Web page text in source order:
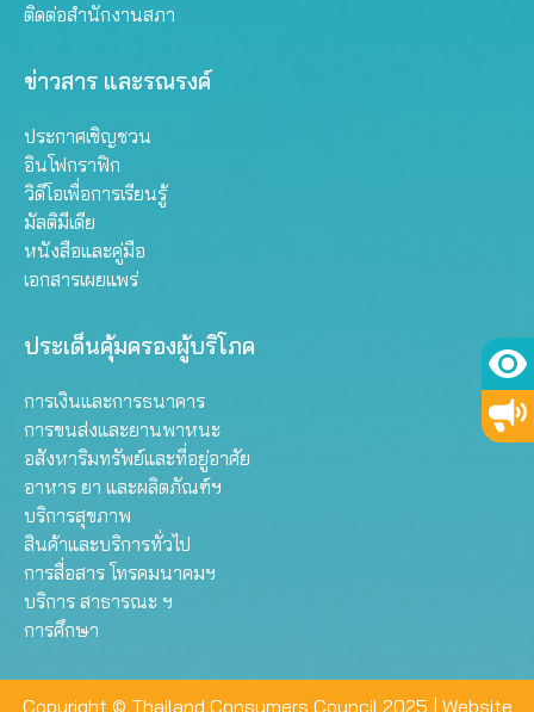
ติดต่อสำนักงานสภา
ข่าวสาร และรณรงค์
ประกาศเชิญชวน
อินโฟกราฟิก
วิดีโอเพื่อการเรียนรู้
มัลติมีเดีย
หนังสือและคู่มือ
เอกสารเผยแพร่
ประเด็นคุ้มครองผู้บริโภค
การเงินและการธนาคาร
การขนส่งและยานพาหนะ
อสังหาริมทรัพย์และที่อยู่อาศัย
อาหาร ยา และผลิตภัณฑ์ฯ
บริการสุขภาพ
สินค้าและบริการทั่วไป
การสื่อสาร โทรคมนาคมฯ
บริการ สาธารณะ ฯ
การศึกษา
Copyright © Thailand Consumers Council 2025 | Website